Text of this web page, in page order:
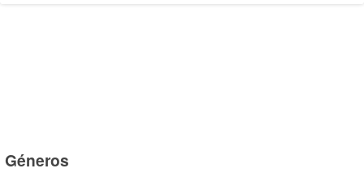
Géneros